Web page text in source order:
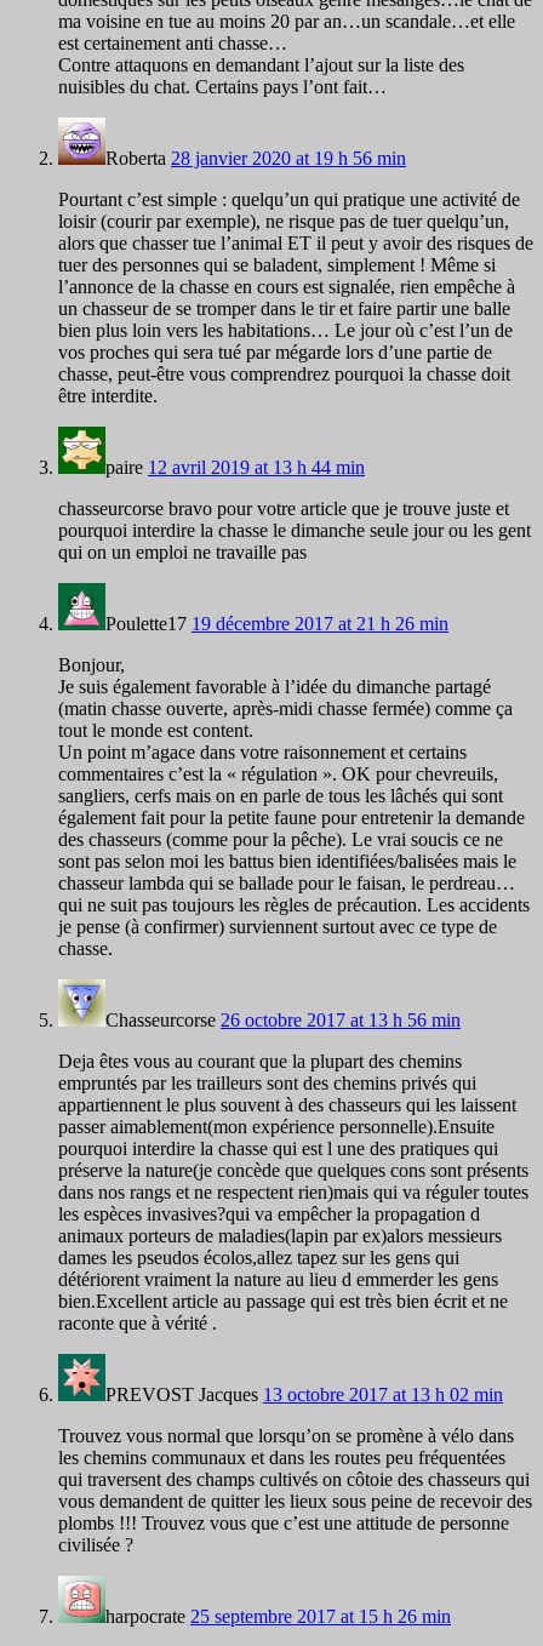
ma voisine en tue au moins 20 par an…un scandale…et elle
est certainement anti chasse…
Contre attaquons en demandant l’ajout sur la liste des
nuisibles du chat. Certains pays l’ont fait…
Roberta 28 janvier 2020 at 19 h 56 min
Pourtant c’est simple : quelqu’un qui pratique une activité de
loisir (courir par exemple), ne risque pas de tuer quelqu’un,
alors que chasser tue l’animal ET il peut y avoir des risques de
tuer des personnes qui se baladent, simplement ! Même si
l’annonce de la chasse en cours est signalée, rien empêche à
un chasseur de se tromper dans le tir et faire partir une balle
bien plus loin vers les habitations… Le jour où c’est l’un de
vos proches qui sera tué par mégarde lors d’une partie de
chasse, peut-être vous comprendrez pourquoi la chasse doit
être interdite.
paire 12 avril 2019 at 13 h 44 min
chasseurcorse bravo pour votre article que je trouve juste et
pourquoi interdire la chasse le dimanche seule jour ou les gent
qui on un emploi ne travaille pas
Poulette17 19 décembre 2017 at 21 h 26 min
Bonjour,
Je suis également favorable à l’idée du dimanche partagé
(matin chasse ouverte, après-midi chasse fermée) comme ça
tout le monde est content.
Un point m’agace dans votre raisonnement et certains
commentaires c’est la « régulation ». OK pour chevreuils,
sangliers, cerfs mais on en parle de tous les lâchés qui sont
également fait pour la petite faune pour entretenir la demande
des chasseurs (comme pour la pêche). Le vrai soucis ce ne
sont pas selon moi les battus bien identifiées/balisées mais le
chasseur lambda qui se ballade pour le faisan, le perdreau…
qui ne suit pas toujours les règles de précaution. Les accidents
je pense (à confirmer) surviennent surtout avec ce type de
chasse.
Chasseurcorse 26 octobre 2017 at 13 h 56 min
Deja êtes vous au courant que la plupart des chemins
empruntés par les trailleurs sont des chemins privés qui
appartiennent le plus souvent à des chasseurs qui les laissent
passer aimablement(mon expérience personnelle).Ensuite
pourquoi interdire la chasse qui est l une des pratiques qui
préserve la nature(je concède que quelques cons sont présents
dans nos rangs et ne respectent rien)mais qui va réguler toutes
les espèces invasives?qui va empêcher la propagation d
animaux porteurs de maladies(lapin par ex)alors messieurs
dames les pseudos écolos,allez tapez sur les gens qui
détériorent vraiment la nature au lieu d emmerder les gens
bien.Excellent article au passage qui est très bien écrit et ne
raconte que à vérité .
PREVOST Jacques 13 octobre 2017 at 13 h 02 min
Trouvez vous normal que lorsqu’on se promène à vélo dans
les chemins communaux et dans les routes peu fréquentées
qui traversent des champs cultivés on côtoie des chasseurs qui
vous demandent de quitter les lieux sous peine de recevoir des
plombs !!! Trouvez vous que c’est une attitude de personne
civilisée ?
harpocrate 25 septembre 2017 at 15 h 26 min